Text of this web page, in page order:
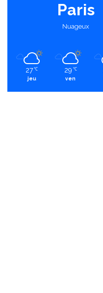
Paris
Nuageux
27 ℃
jeu
29 ℃
ven